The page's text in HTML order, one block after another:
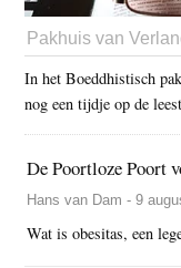
Pakhuis van
In het Boeddhistisch
nog een tijdje op de
De Poortloze Poort
Hans van Dam - 9
Wat is obesitas, een